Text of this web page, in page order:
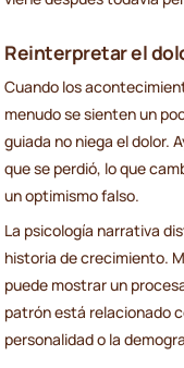
Reinterpretar el
Cuando los
menudo se sienten un
guiada no niega el dolor.
que se perdió, lo que
un optimismo falso.
La psicología narrativa
historia de crecimiento.
puede mostrar un
patrón está relacionado
personalidad o la